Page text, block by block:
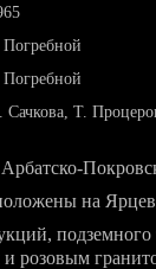
Погребной
Погребной
Сачкова, Т.
Арбатско-
на
розовым